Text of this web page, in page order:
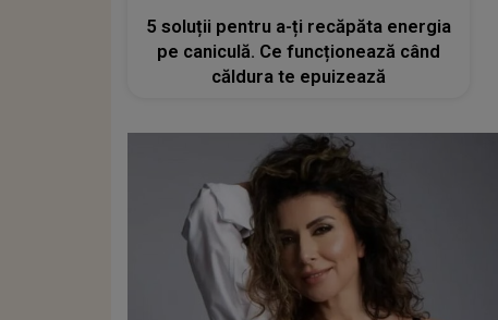
5 soluții pentru a-ți recăpăta energia
pe caniculă. Ce funcționează când
căldura te epuizează